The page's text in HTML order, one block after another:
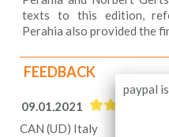
texts to this edition,
Perahia also provided the
FEEDBACK
09.01.2021
CAN (UD) Italy
paypal